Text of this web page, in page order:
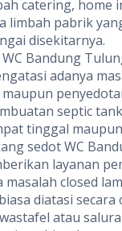
catering, home
limbah pabrik
disekitarnya.
Bandung
adanya
septic
tinggal
sedot WC
layanan
closed
diatasi secara
atau